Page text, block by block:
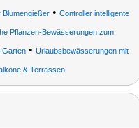
Blumengießer • Controller intelligente
Pflanzen-Bewässerungen zum
Garten• Urlaubsbewässerungen mit
& Terrassen